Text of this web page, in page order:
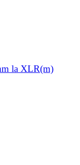
la XLR(m)